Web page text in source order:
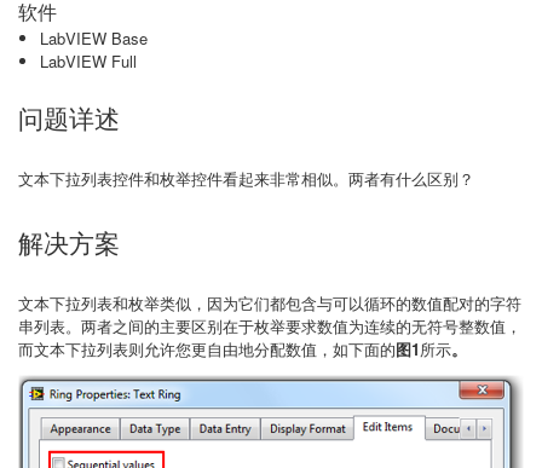
软件
LabVIEW Base
LabVIEW Full
问题详述
文本下拉列表控件和枚举控件看起来非常相似。两者有什么区别？
解决方案
文本下拉列表和枚举类似，因为它们都包含与可以循环的数值配对的字符
串列表。两者之间的主要区别在于枚举要求数值为连续的无符号整数值，
而文本下拉列表则允许您更自由地分配数值，如下面的图1所示。